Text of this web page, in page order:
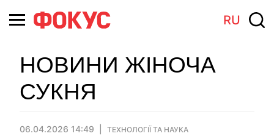
RU
НОВИНИ ЖІНОЧА
СУКНЯ
06.04.2026 14:49 ТЕХНОЛОГІЇ ТА НАУКА